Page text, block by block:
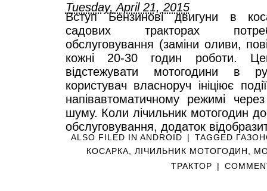
Tuesday, April 21, 2015
Вступ Бензинові двигуни в
садових тракторах
обслуговування (заміни оливи,
кожні 20-30 годин роботи.
відстежувати мотогодини в
користувач власноруч ініціює
напівавтоматичному режимі
шуму. Коли лічильник мотогодин
обслуговування, додаток
ALSO FILED IN ANDROID | TAGGED
КОСАРКА
ЛІЧИЛЬНИК МОТОГОДИН
ТРАКТОР
|